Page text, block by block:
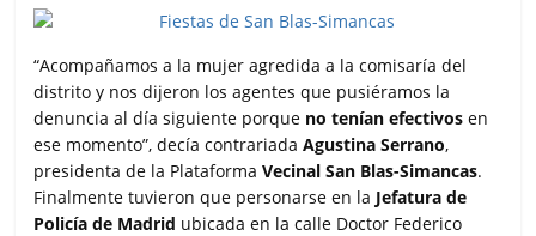
“Acompañamos a la mujer agredida a la comisaría del
distrito y nos dijeron los agentes que pusiéramos la
denuncia al día siguiente porque no tenían efectivos en
ese momento”, decía contrariadaAgustina Serrano,
presidenta de la PlataformaVecinal San Blas-Simancas.
Finalmente tuvieron que personarse en la Jefatura de
Policía de Madrid ubicada en la calle Doctor Federico